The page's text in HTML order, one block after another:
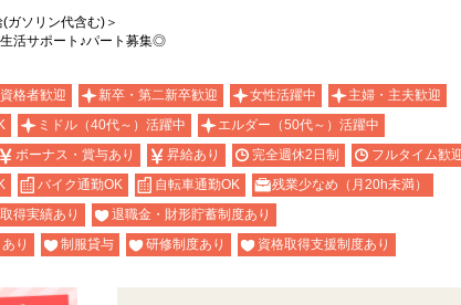
ソリン代含む)＞
活サポート♪パート募集◎
格者歓迎 新卒・第二新卒歓迎 女性活躍中
主婦・主夫歓迎
ミドル（40代～）活躍中
エルダー（50代～）活躍中
ボーナス・賞与あり 昇給あり 完全週休2日制
フルタイム歓
バイク通勤OK 自転車通勤OK
残業少なめ（月20h未満）
得実績あり
退職金・財形貯蓄制度あり
り
制服貸与 研修制度あり 資格取得支援制度あり